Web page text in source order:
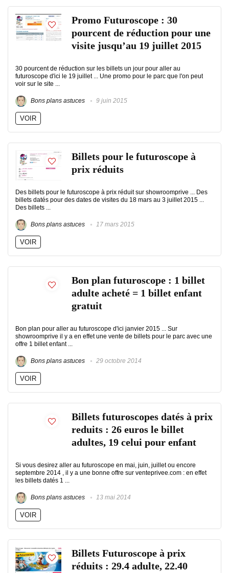
Promo Futuroscope : 30
pourcent de réduction pour une
visite jusqu’au 19 juillet 2015
30 pourcent de réduction sur les billets un jour pour aller au
futuroscope d'ici le 19 juillet ... Une promo pour le parc que l'on peut
voir sur le site ...
Bons plans astuces 9 juin 2015
VOIR
Billets pour le futuroscope à
prix réduits
Des billets pour le futuroscope à prix réduit sur showroomprive ... Des
billets datés pour des dates de visites du 18 mars au 3 juillet 2015 ...
Des billets ...
Bons plans astuces 17 mars 2015
VOIR
Bon plan futuroscope : 1 billet
adulte acheté = 1 billet enfant
gratuit
Bon plan pour aller au futuroscope d'ici janvier 2015 ... Sur
showroomprive il y a en effet une vente de billets pour le parc avec une
offre 1 billet enfant ...
Bons plans astuces 29 octobre 2014
VOIR
Billets futuroscopes datés à prix
reduits : 26 euros le billet
adultes, 19 celui pour enfant
Si vous desirez aller au futuroscope en mai, juin, juillet ou encore
septembre 2014 , il y a une bonne offre sur venteprivee.com : en effet
les billets datés 1 ...
Bons plans astuces 13 mai 2014
VOIR
Billets Futuroscope à prix
réduits : 29.4 adulte, 22.40